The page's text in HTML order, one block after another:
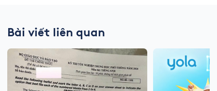
Bài viết liên quan